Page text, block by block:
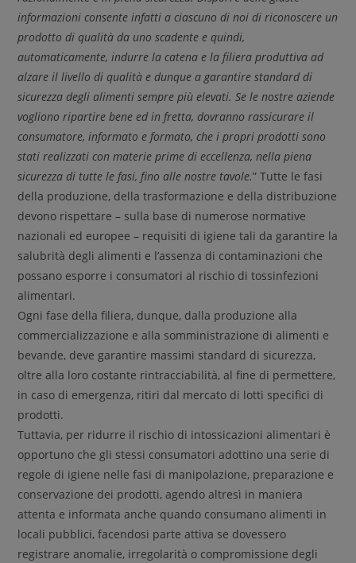
informazioni consente infatti a ciascuno di noi di riconoscere un
prodotto di qualità da uno scadente e quindi,
automaticamente, indurre la catena e la filiera produttiva ad
alzare il livello di qualità e dunque a garantire standard di
sicurezza degli alimenti sempre più elevati. Se le nostre aziende
vogliono ripartire bene ed in fretta, dovranno rassicurare il
consumatore, informato e formato, che i propri prodotti sono
stati realizzati con materie prime di eccellenza, nella piena
sicurezza di tutte le fasi, fino alle nostre tavole.” Tutte le fasi
della produzione, della trasformazione e della distribuzione
devono rispettare – sulla base di numerose normative
nazionali ed europee – requisiti di igiene tali da garantire la
salubrità degli alimenti e l’assenza di contaminazioni che
possano esporre i consumatori al rischio di tossinfezioni
alimentari.
Ogni fase della filiera, dunque, dalla produzione alla
commercializzazione e alla somministrazione di alimenti e
bevande, deve garantire massimi standard di sicurezza,
oltre alla loro costante rintracciabilità, al fine di permettere,
in caso di emergenza, ritiri dal mercato di lotti specifici di
prodotti.
Tuttavia, per ridurre il rischio di intossicazioni alimentari è
opportuno che gli stessi consumatori adottino una serie di
regole di igiene nelle fasi di manipolazione, preparazione e
conservazione dei prodotti, agendo altresì in maniera
attenta e informata anche quando consumano alimenti in
locali pubblici, facendosi parte attiva se dovessero
registrare anomalie, irregolarità o compromissione degli